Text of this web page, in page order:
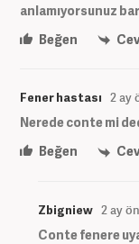
anlamıyorsunuz
Beğen
Fener hastası 2 ay
Nerede conte mi
Beğen
Zbigniew 2 ay
Conte fenere